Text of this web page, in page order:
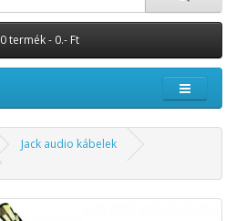
0 termék - 0.- Ft
Jack audio kábelek